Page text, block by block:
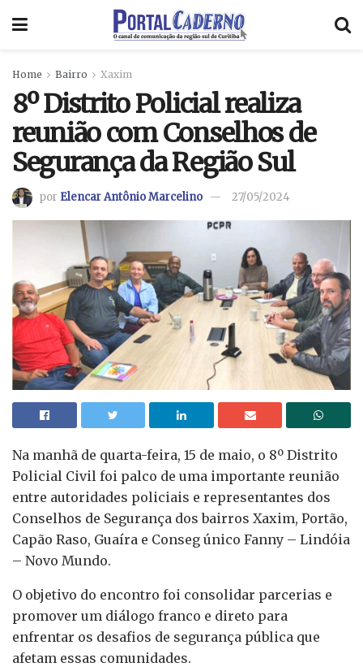
Home Bairro Xaxim
8º Distrito Policial realiza
reunião com Conselhos de
Segurança da Região Sul
por Elencar Antônio Marcelino 27/05/2024
Na manhã de quarta-feira, 15 de maio, o 8º Distrito
Policial Civil foi palco de uma importante reunião
entre autoridades policiais e representantes dos
Conselhos de Segurança dos bairros Xaxim, Portão,
Capão Raso, Guaíra e Conseg único Fanny – Lindóia
– Novo Mundo.
O objetivo do encontro foi consolidar parcerias e
promover um diálogo franco e direto para
enfrentar os desafios de segurança pública que
afetam essas comunidades.